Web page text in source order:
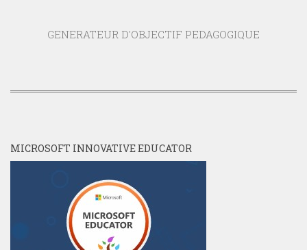
GENERATEUR D'OBJECTIF PEDAGOGIQUE
MICROSOFT INNOVATIVE EDUCATOR